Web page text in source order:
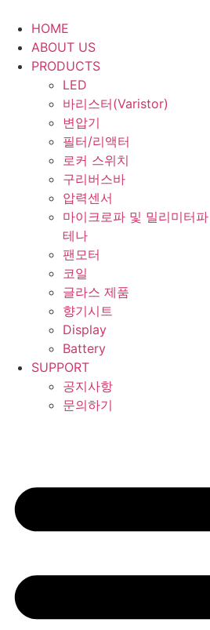
content
HOME
ABOUT US
PRODUCTS
LED
바리스터(Varistor)
변압기
필터/리액터
로커 스위치
구리버스바
압력센서
마이크로파 및 밀리미터
테나
팬모터
코일
글라스 제품
향기시트
Display
Battery
SUPPORT
공지사항
문의하기